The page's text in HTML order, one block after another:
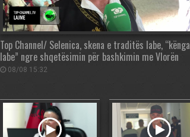
Top Channel/ Selenica, skena e traditës labe, “kënga
labe” ngre shqetësimin për bashkimin me Vlorën
08/08 15:32